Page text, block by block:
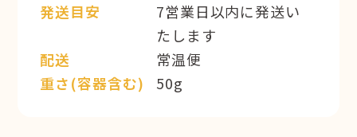
発送目安
7営業日以内に発送い
たします
配送
常温便
重さ(容器含む)
50g